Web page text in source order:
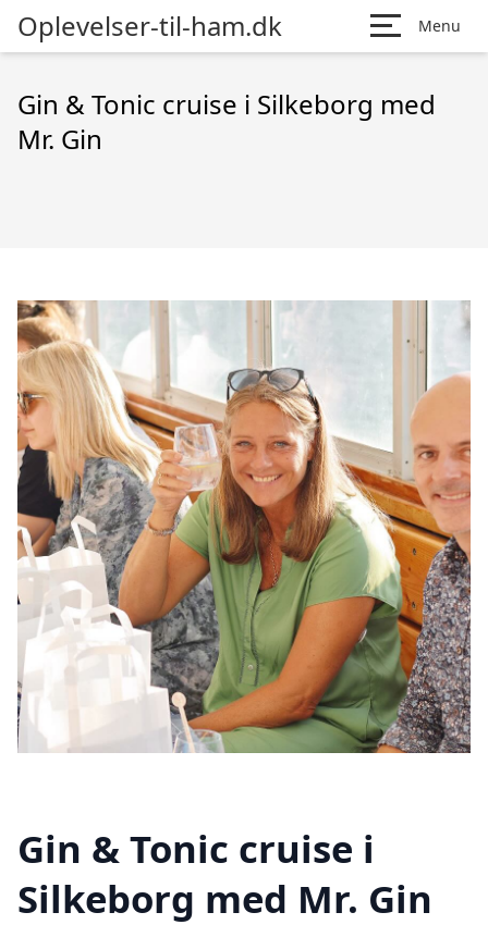
Oplevelser-til-ham.dk Menu
Gin & Tonic cruise i Silkeborg med
Mr. Gin
Gin & Tonic cruise i
Silkeborg med Mr. Gin